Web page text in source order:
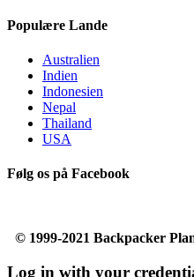
Populære Lande
Australien
Indien
Indonesien
Nepal
Thailand
USA
Følg os på Facebook
© 1999-2021 Backpacker
Log in with your